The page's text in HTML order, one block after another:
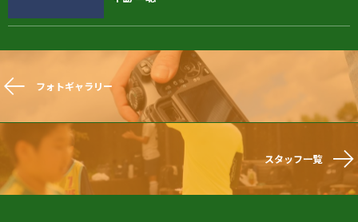
フォトギャラリー
スタッフ一覧